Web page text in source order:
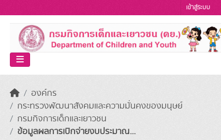
เข้าสู่ระบบ
องค์กร
กระทรวงพัฒนาสังคมและความมั่นคงของมนุษย์
กรมกิจการเด็กและเยาวชน
ข้อมูลผลการเบิกจ่ายงบประมาณ...